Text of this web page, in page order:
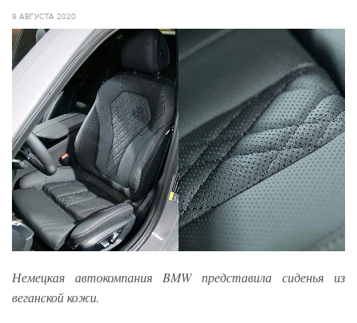
9 АВГУСТА 2020
Немецкая автокомпания BMW представила сиденья из
веганской кожи.